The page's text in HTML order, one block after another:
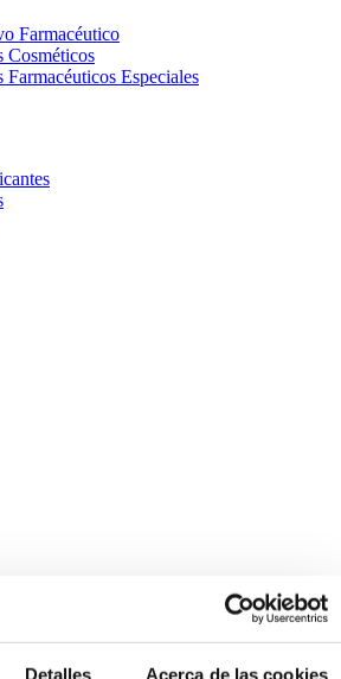
Detalles Acerca de las cookies
Farmacéutico
Cosméticos
Especiales